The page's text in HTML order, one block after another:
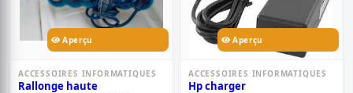
Aperçu
ACCESSOIRES INFORMATIQUES
Rallonge haute
Aperçu
ACCESSOIRES INFORMATIQUES
Hp charger